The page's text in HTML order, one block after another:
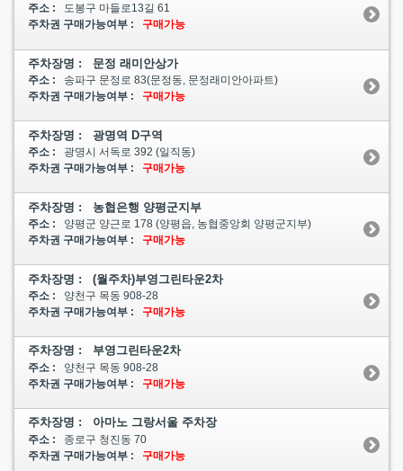
주소 :
도봉구 마들로13길 61
주차권 구매가능여부 :
구매가능
주차장명 : 문정 래미안상가
주소 :
송파구 문정로 83(문정동, 문정래미안아파트)
주차권 구매가능여부 :
구매가능
주차장명 : 광명역 D구역
주소 :
광명시 서독로 392 (일직동)
주차권 구매가능여부 :
구매가능
주차장명 : 농협은행 양평군지부
주소 :
양평군 양근로 178 (양평읍, 농협중앙회 양평군지부)
주차권 구매가능여부 :
구매가능
주차장명 : (월주차)부영그린타운2차
주소 :
양천구 목동 908-28
주차권 구매가능여부 :
구매가능
주차장명 : 부영그린타운2차
주소 :
양천구 목동 908-28
주차권 구매가능여부 :
구매가능
주차장명 : 아마노 그랑서울 주차장
주소 :
종로구 청진동 70
주차권 구매가능여부 :
구매가능